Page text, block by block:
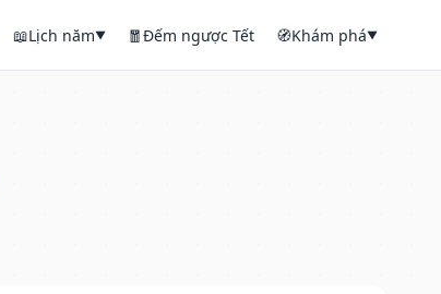
📖Lịch năm▼ 🧧Đếm ngược Tết 🧭Khám phá▼